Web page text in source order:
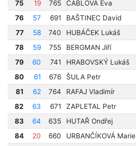
75
19 765 ČABLOVÁ Eva
76
57 691 BAŠTINEC David
77
58 740 HUBÁČEK Lukáš
78
59 755 BERGMAN Jiří
79
60 741 HRABOVSKÝ Lukáš
80
61 676 ŠULA Petr
81
62 764 RAFAJ Vladimír
82
63 671 ZAPLETAL Petr
83
64 635 HUTAŘ Ondřej
84
20 660 URBANČÍKOVÁ Marie